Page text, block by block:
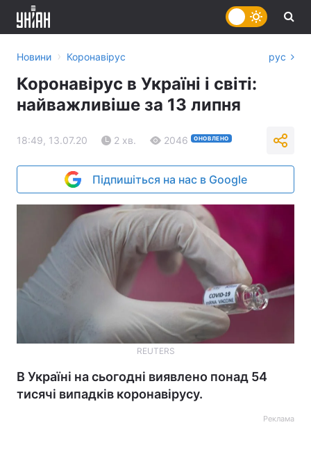
Новини › Коронавірус рус
Коронавірус в Україні і світі:
найважливіше за 13 липня
18:49, 13.07.20 2 хв. 2046 ОНОВЛЕНО
Підпишіться на нас в Google
REUTERS
В Україні на сьогодні виявлено понад 54
тисячі випадків коронавірусу.
Реклама